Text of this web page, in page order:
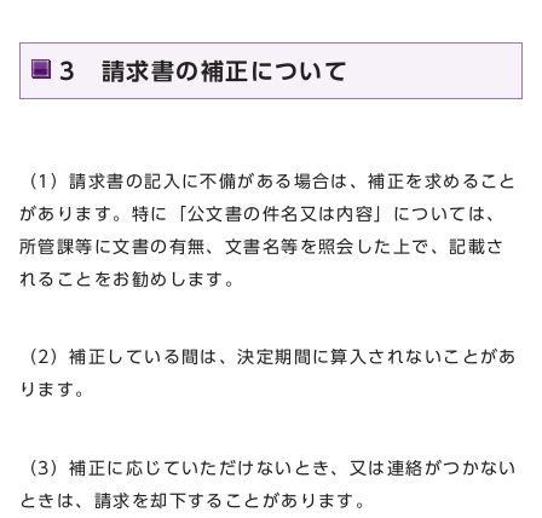
3 請求書の補正について
（1）請求書の記入に不備がある場合は、補正を求めること
があります。特に「公文書の件名又は内容」については、
所管課等に文書の有無、文書名等を照会した上で、記載さ
れることをお勧めします。
（2）補正している間は、決定期間に算入されないことがあ
ります。
（3）補正に応じていただけないとき、又は連絡がつかない
ときは、請求を却下することがあります。